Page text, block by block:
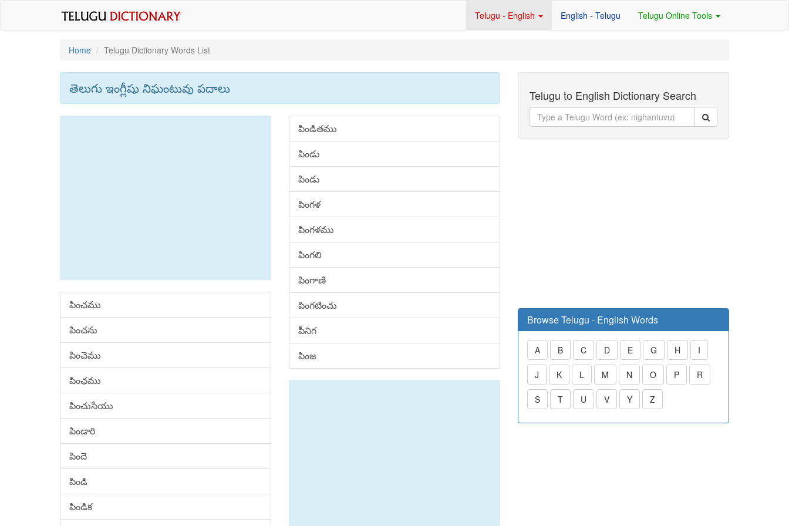
Telugu - English English - Telugu Telugu Online Tools
Home Telugu Dictionary Words List
తెలుగు ఇంగ్లీషు నిఘంటువు పదాలు
పించము
పించను
పించెము
పింఛము
పించుసేయు
పిండారి
పిందె
పిండి
పిండిక
పిండితము
పిండు
పిండు
పింగళ
పింగళము
పింగలి
పింగాణి
పింగటించు
పీనిగ
పింజ
Telugu to English Dictionary Search
Browse Telugu - English Words
A B C D E G H I
J K L M N O P R
S T U V Y Z